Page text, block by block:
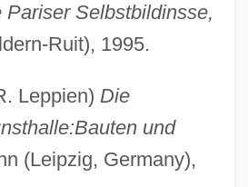
Pariser Selbstbildinsse,
Ruit), 1995.
Leppien) Die
Bauten und
(Leipzig, Germany),